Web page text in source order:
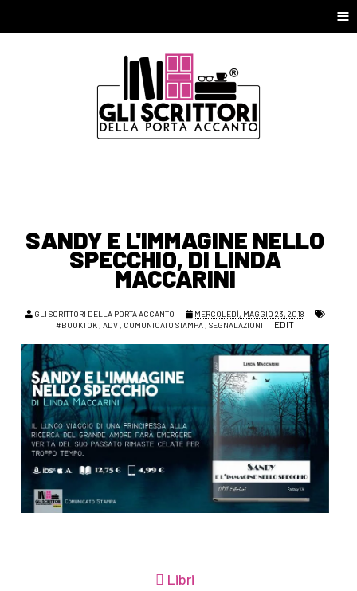
≡
SANDY E L'IMMAGINE NELLO
SPECCHIO, DI LINDA
MACCARINI
GLI SCRITTORI DELLA PORTA ACCANTO
MERCOLEDÌ, MAGGIO 23, 2018
#BOOKTOK ,ADV , COMUNICATO STAMPA ,SEGNALAZIONI EDIT
Libri